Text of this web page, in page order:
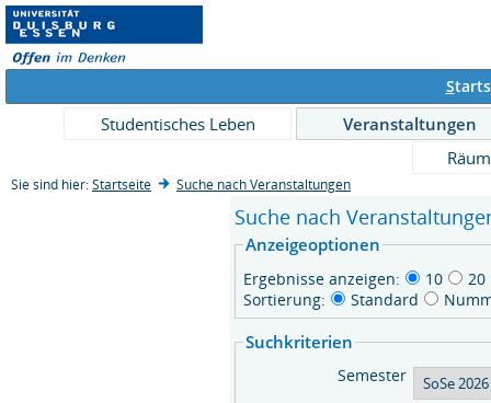
S
Studentisches Leben
Veranstaltungen
Sie sind hier: Startseite Suche nach Veranstaltungen
Suche nach
Anzeigeoptionen
Ergebnisse anzeigen: 10
20
Sortierung:
Standard
Suchkriterien
Semester